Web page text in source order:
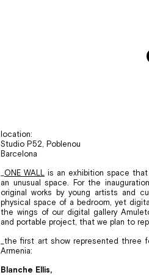
location:
Studio P52, Poblenou
Barcelona
ONE WALLis an exhibition space
an unusual space. For the
original works by young artists and
physical space of a bedroom, yet
the wings of our digital gallery
and portable project, that we plan to
_the first art show represented three
Armenia:
Blanche Ellis,